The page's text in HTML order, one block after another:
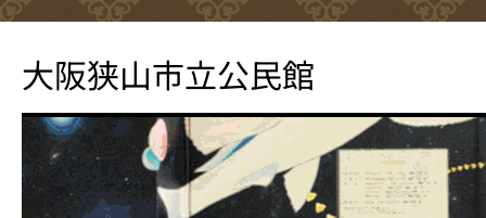
テ
ン
へ
ッ
大阪狭山市立公民館